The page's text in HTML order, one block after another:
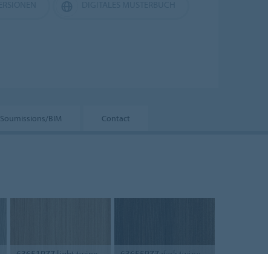
Soumissions/BIM Contact